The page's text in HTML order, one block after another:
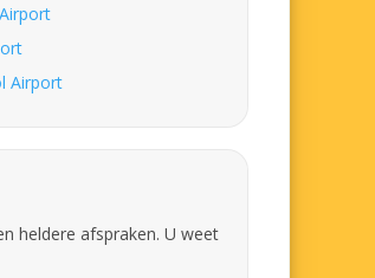
Airport
heldere afspraken. U weet